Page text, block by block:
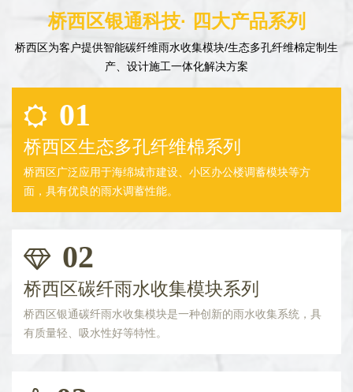
桥西区银通科技· 四大产品系列
桥西区为客户提供智能碳纤维雨水收集模块/生态多孔纤维棉定制生
产、设计施工一体化解决方案
01
桥西区生态多孔纤维棉系列
桥西区广泛应用于海绵城市建设、小区办公楼调蓄模块等方
面，具有优良的雨水调蓄性能。
02
桥西区碳纤雨水收集模块系列
桥西区银通碳纤雨水收集模块是一种创新的雨水收集系统，具
有质量轻、吸水性好等特性。